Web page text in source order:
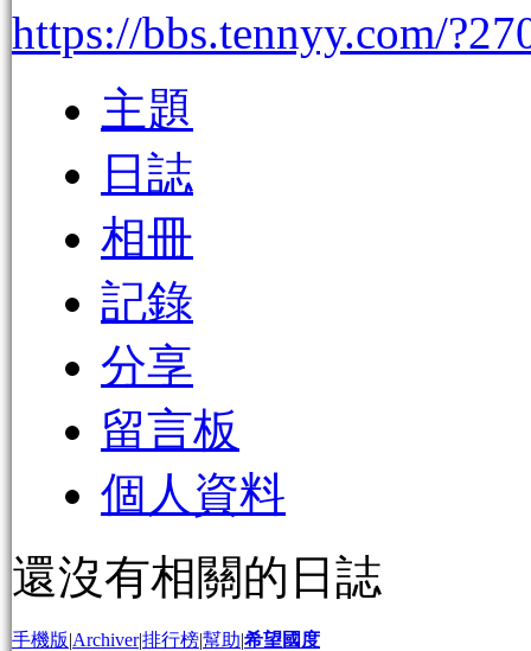
https://bbs.tennyy.com/
主題
日誌
相冊
記錄
分享
留言板
個人資料
還沒有相關的日誌
手機版|Archiver|排行榜|幫助|希望國度